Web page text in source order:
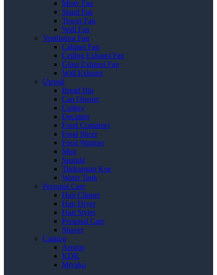
Misty Fan
Stand Fan
Tower Fan
Wall Fan
Ventilating Fan
Cabinet Fan
Ceiling Exhaust Fan
Glass Exhaust Fan
Wall Exhaust
Utensil
Bread Bin
Can Opener
Cutlery
Decanter
Food Container
Food Slicer
Food Warmer
Mug
Spatula
Timbangan Kue
Water Tank
Personal Care
Hair Clipper
Hair Dryer
Hair Styler
Personal Care
Shaver
Catalog
Ariston
KDK
Miyako